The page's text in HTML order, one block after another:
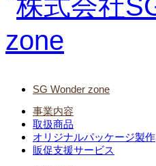
SG Wonder zone
事業内容
取扱商品
オリジナルパッケージ製作
販促支援サービス